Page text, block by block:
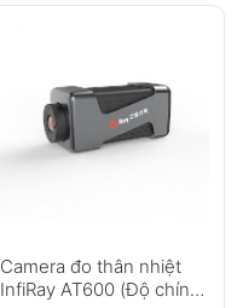
Camera đo thân nhiệt
InfiRay AT600 (Độ chính